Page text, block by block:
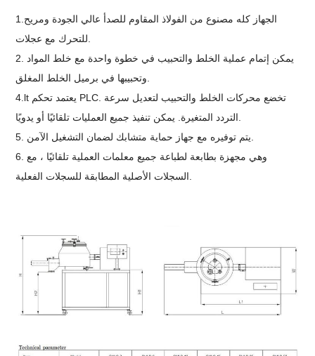
1.الجهاز كله مصنوع من الفولاذ المقاوم للصدأ عالي الجودة ومريح
2. يمكن إتمام عملية الخلط والتحبيب في خطوة واحدة مع خلط المواد
4.lt يعتمد تحكم PLC. تخضع محركات الخلط والتحبيب لتعديل سرعة
6. وهي مجهزة بطابعة لطباعة جميع معلمات العملية تلقائيًا ، مع